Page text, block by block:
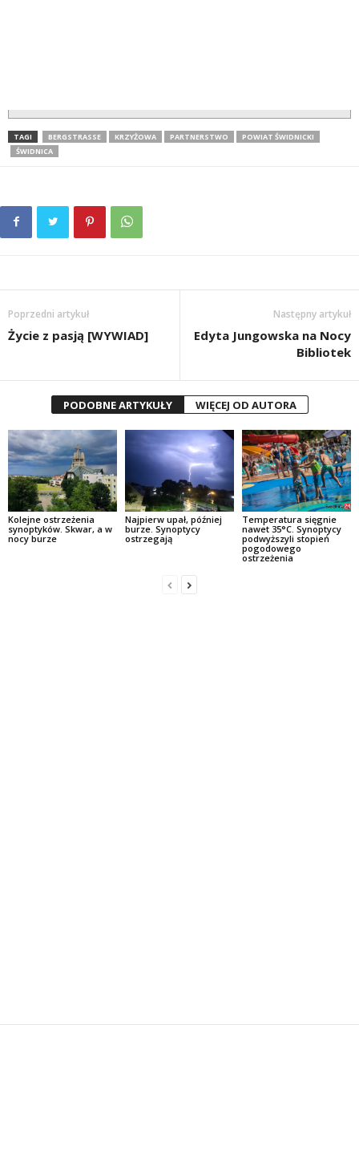
TAGI BERGSTRASSE KRZYŻOWA PARTNERSTWO
POWIAT ŚWIDNICKI
ŚWIDNICA
Poprzedni artykuł
Życie z pasją [WYWIAD]
Następny artykuł
Edyta Jungowska na Nocy
Bibliotek
PODOBNE ARTYKUŁY WIĘCEJ OD AUTORA
Kolejne ostrzeżenia
synoptyków. Skwar, a w
nocy burze
Najpierw upał, później
burze. Synoptycy
ostrzegają
Temperatura sięgnie
nawet 35°C. Synoptycy
podwyższyli stopień
pogodowego
ostrzeżenia